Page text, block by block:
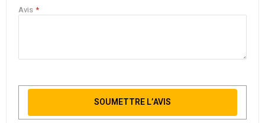
Avis
SOUMETTRE L’AVIS